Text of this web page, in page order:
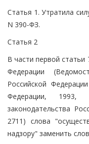
Статья 1. Утратила
N 390-ФЗ.
Статья 2
В части первой
Федерации
Российской
Федерации,
законодательства
2711) слова
надзору" заменить